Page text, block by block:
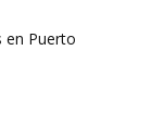
en Puerto